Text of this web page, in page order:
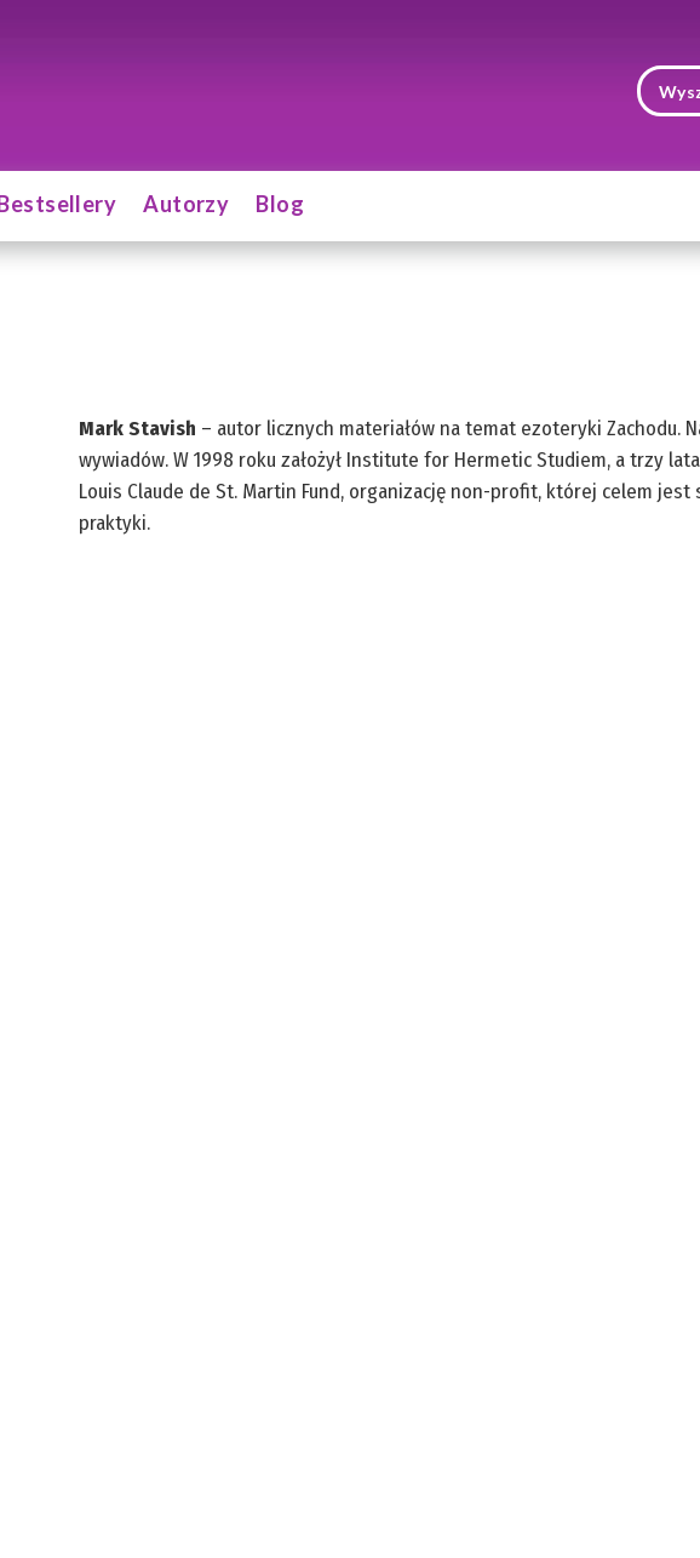
Autorzy Blog
Mark Stavish – autor licznych materiałów na temat ezoteryki Zachodu.
wywiadów. W 1998 roku założył Institute for Hermetic Studiem, a trzy
Louis Claude de St. Martin Fund, organizację non-profit, której celem
praktyki.